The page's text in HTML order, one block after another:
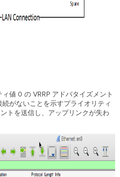
値 0 の VRRP アドバタイズメント
がないことを示すプライオリティ
トを送信し、アップリンクが失わ